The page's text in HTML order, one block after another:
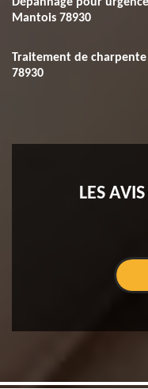
Mantois 78930
Traitement de
78930
LES